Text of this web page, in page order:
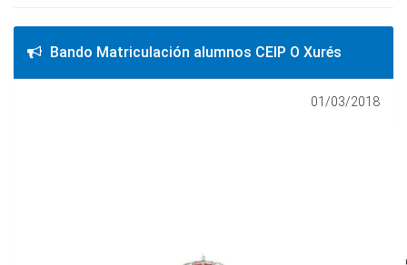
Bando Matriculación alumnos CEIP O Xurés
01/03/2018